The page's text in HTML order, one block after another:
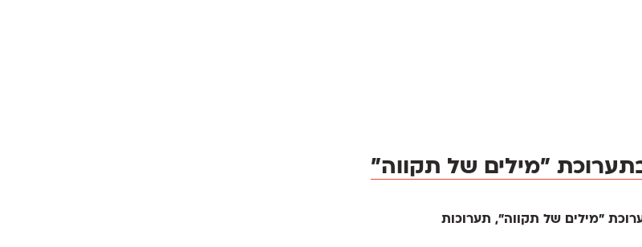
״מילים של תקווה״
״מילים של תקווה״, תערוכות